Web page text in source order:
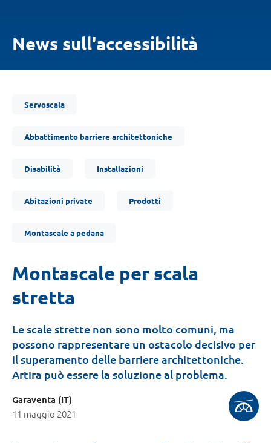
News sull'accessibilità
Servoscala
Abbattimento barriere architettoniche
Disabilità Installazioni
Abitazioni private Prodotti
Montascale a pedana
Montascale per scala
stretta
Le scale strette non sono molto comuni, ma
possono rappresentare un ostacolo decisivo per
il superamento delle barriere architettoniche.
Artira può essere la soluzione al problema.
Garaventa (IT)
11 maggio 2021